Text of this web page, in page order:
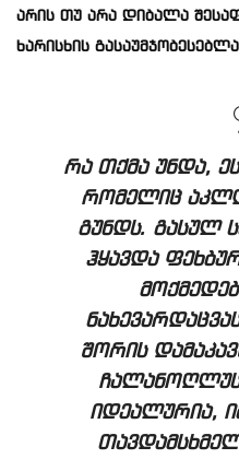
არის თუ არა დიბალა
ხარისხის
რა თქმა უნდა,
რომელიც
გუნდს. გასულ
ჰყავდა
შორის
იდეალურია,